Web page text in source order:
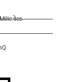
Îles